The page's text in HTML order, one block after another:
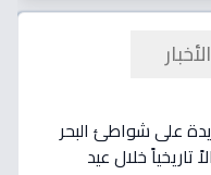
على شواطئ البحر
تاريخياً خلال عيد